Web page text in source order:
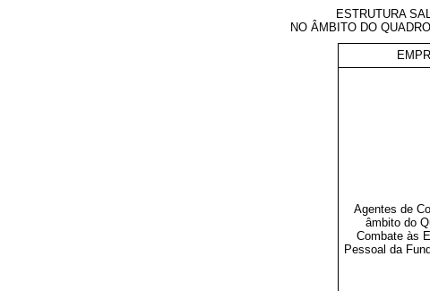
ESTRUTURA
NO ÂMBITO DO QUADRO
Agentes de
âmbito do
Combate às
Pessoal da